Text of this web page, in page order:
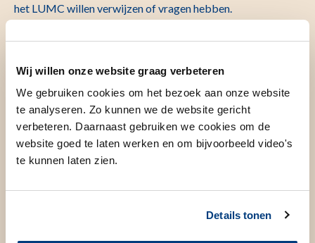
Wij willen onze website graag verbeteren
We gebruiken cookies om het bezoek aan onze website
te analyseren. Zo kunnen we de website gericht
verbeteren. Daarnaast gebruiken we cookies om de
website goed te laten werken en om bijvoorbeeld video's
te kunnen laten zien.
Details tonen
het LUMC willen verwijzen of vragen hebben.
Verwijzing
Huisartsen die zijn aangesloten bijZorgdomein
patiënten via Zorgdomein digitaal verwijzen onder Interne
Geneeskunde.
Verwijzers die niet zijn aangesloten bij Zorgdomein kunnen
de patiënte(n) digitaal verwijzen via